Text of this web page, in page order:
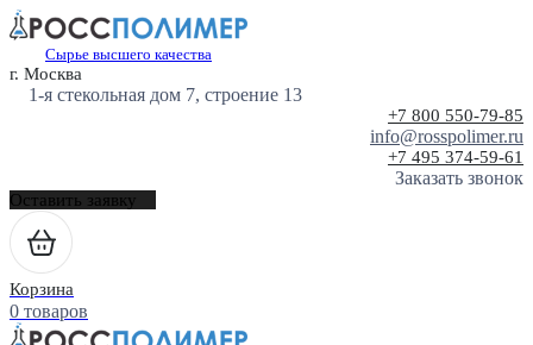
Сырье высшего качества
г. Москва
1-я стекольная дом 7, строение 13
+7 800 550-79-85
info@rosspolimer.ru
+7 495 374-59-61
Заказать звонок
Оставить заявку
Корзина
0 товаров